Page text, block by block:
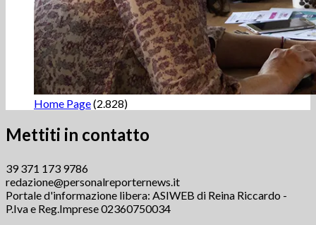
Home Page(2.828)
Mettiti in contatto
39 371 173 9786
redazione@personalreporternews.it
Portale d'informazione libera: ASIWEB di Reina Riccardo -
P.Iva e Reg.Imprese 02360750034